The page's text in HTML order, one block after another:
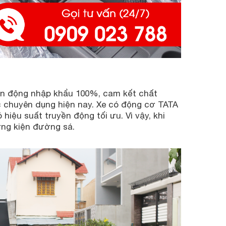
động nhập khẩu 100%, cam kết chất
dụng hiện nay. Xe có động cơ TATA
hiệu suất truyền động tối ưu. Vì vậy, khi
kiện đường sá.